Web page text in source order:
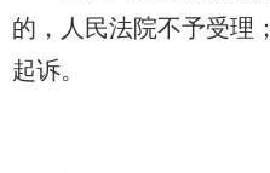
的，人民法院不予受理
起诉。